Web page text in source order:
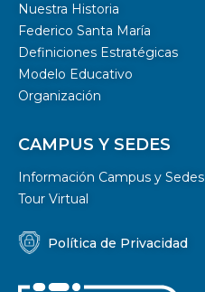
Nuestra Historia
Federico Santa María
Definiciones Estratégicas
Modelo Educativo
Organización
CAMPUS Y SEDES
Información Campus y Sedes
Tour Virtual
Política de Privacidad